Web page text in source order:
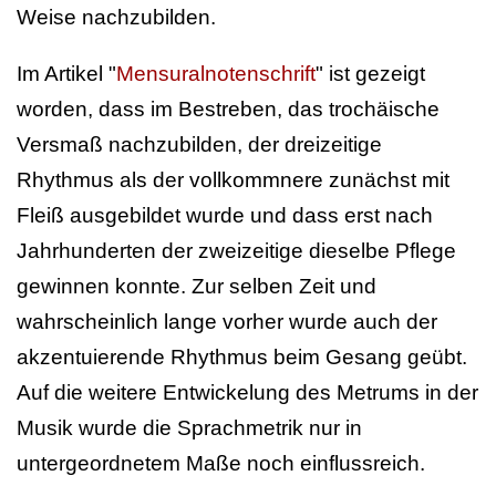
Weise nachzubilden.
Im Artikel "Mensuralnotenschrift" ist gezeigt
worden, dass im Bestreben, das trochäische
Versmaß nachzubilden, der dreizeitige
Rhythmus als der vollkommnere zunächst mit
Fleiß ausgebildet wurde und dass erst nach
Jahrhunderten der zweizeitige dieselbe Pflege
gewinnen konnte. Zur selben Zeit und
wahrscheinlich lange vorher wurde auch der
akzentuierende Rhythmus beim Gesang geübt.
Auf die weitere Entwickelung des Metrums in der
Musik wurde die Sprachmetrik nur in
untergeordnetem Maße noch einflussreich.